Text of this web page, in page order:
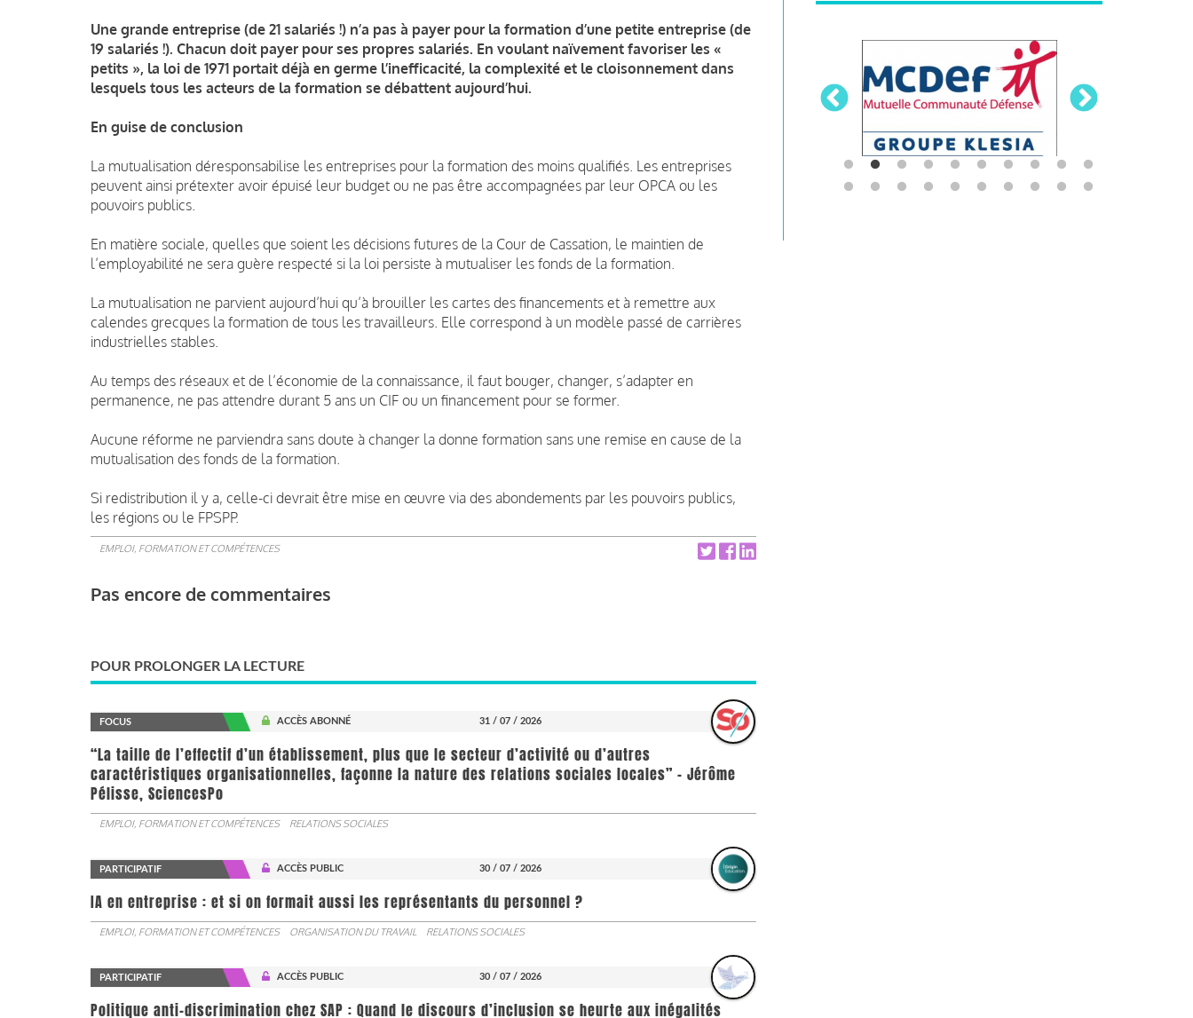
Une grande entreprise (de 21 salariés !) n’a pas à payer pour la formation d’une petite entreprise (de
19 salariés !). Chacun doit payer pour ses propres salariés. En voulant naïvement favoriser les «
petits », la loi de 1971 portait déjà en germe l’inefficacité, la complexité et le cloisonnement dans
lesquels tous les acteurs de la formation se débattent aujourd’hui.
En guise de conclusion
La mutualisation déresponsabilise les entreprises pour la formation des moins qualifiés. Les entreprises
peuvent ainsi prétexter avoir épuisé leur budget ou ne pas être accompagnées par leur OPCA ou les
pouvoirs publics.
En matière sociale, quelles que soient les décisions futures de la Cour de Cassation, le maintien de
l’employabilité ne sera guère respecté si la loi persiste à mutualiser les fonds de la formation.
La mutualisation ne parvient aujourd’hui qu’à brouiller les cartes des financements et à remettre aux
calendes grecques la formation de tous les travailleurs. Elle correspond à un modèle passé de carrières
industrielles stables.
Au temps des réseaux et de l’économie de la connaissance, il faut bouger, changer, s’adapter en
permanence, ne pas attendre durant 5 ans un CIF ou un financement pour se former.
Aucune réforme ne parviendra sans doute à changer la donne formation sans une remise en cause de la
mutualisation des fonds de la formation.
Si redistribution il y a, celle-ci devrait être mise en œuvre via des abondements par les pouvoirs publics,
les régions ou le FPSPP.
EMPLOI, FORMATION ET COMPÉTENCES
Pas encore de commentaires
POUR PROLONGER LA LECTURE
FOCUS ACCÈS ABONNÉ 31 / 07 / 2026
“La taille de l’effectif d’un établissement, plus que le secteur d’activité ou d’autres
caractéristiques organisationnelles, façonne la nature des relations sociales locales” - Jérôme
Pélisse, SciencesPo
EMPLOI, FORMATION ET COMPÉTENCES RELATIONS SOCIALES
PARTICIPATIF ACCÈS PUBLIC 30 / 07 / 2026
IA en entreprise : et si on formait aussi les représentants du personnel ?
EMPLOI, FORMATION ET COMPÉTENCES ORGANISATION DU TRAVAIL RELATIONS SOCIALES
PARTICIPATIF ACCÈS PUBLIC 30 / 07 / 2026
Politique anti-discrimination chez SAP : Quand le discours d’inclusion se heurte aux inégalités